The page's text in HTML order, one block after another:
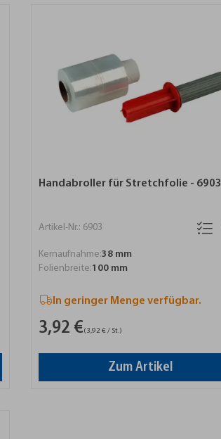
Handabroller für Stretchfolie - 6903
Artikel-Nr.: 6903
Kernaufnahme:38 mm
Folienbreite:100 mm
In geringer Menge verfügbar.
3,92 €(3,92 € / St.)
Zum Artikel